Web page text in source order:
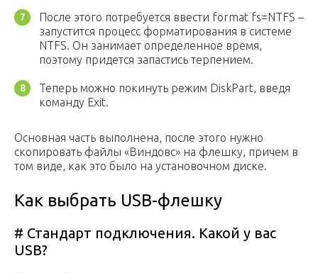
После этого потребуется ввести format fs=NTFS –
запустится процесс форматирования в системе
NTFS. Он занимает определенное время,
поэтому придется запастись терпением.
Теперь можно покинуть режим DiskPart, введя
команду Exit.
Основная часть выполнена, после этого нужно
скопировать файлы «Виндовс» на флешку, причем в
том виде, как это было на установочном диске.
Как выбрать USB-флешку
# Стандарт подключения. Какой у вас
USB?